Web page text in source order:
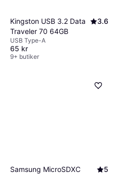
Kingston USB 3.2 Data
Traveler 70 64GB
3.6
USB Type-A
65 kr
9+ butiker
Samsung MicroSDXC
5